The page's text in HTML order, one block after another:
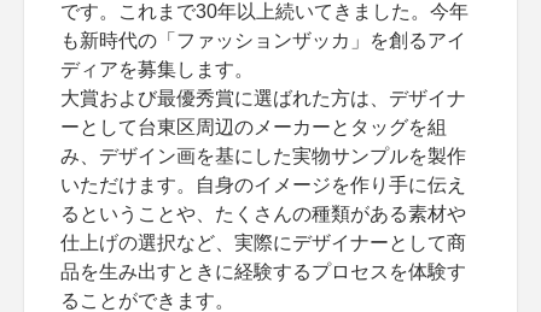
です。これまで30年以上続いてきました。今年
も新時代の「ファッションザッカ」を創るアイ
ディアを募集します。
大賞および最優秀賞に選ばれた方は、デザイナ
ーとして台東区周辺のメーカーとタッグを組
み、デザイン画を基にした実物サンプルを製作
いただけます。自身のイメージを作り手に伝え
るということや、たくさんの種類がある素材や
仕上げの選択など、実際にデザイナーとして商
品を生み出すときに経験するプロセスを体験す
ることができます。